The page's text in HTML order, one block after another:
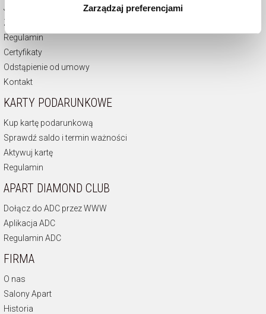
korzystamy. Możesz również wybrać jaki rodzaj plików
Zarządzaj preferencjami
dokonać zmiany wybranych przez Ciebie plików cookie.
Zarządzaj preferencjami
Jak kupować
Zwrot
Regulamin
Certyfikaty
Odstąpienie od umowy
Kontakt
KARTY PODARUNKOWE
Kup kartę podarunkową
Sprawdź saldo i termin ważności
Aktywuj kartę
Regulamin
APART DIAMOND CLUB
Dołącz do ADC przez WWW
Aplikacja ADC
Regulamin ADC
FIRMA
O nas
Salony Apart
Historia